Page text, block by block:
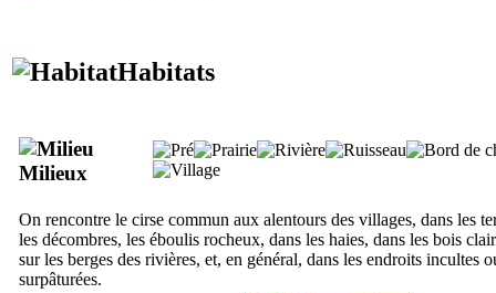
Habitats
Milieux
On rencontre le cirse commun aux alentours des villages, dans les
les décombres, les éboulis rocheux, dans les haies, dans les bois
sur les berges des rivières, et, en général, dans les endroits incultes
surpâturées.